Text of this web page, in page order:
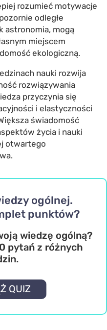
rozumieć motywacje
odległe
astronomia, mogą
miejscem
ekologiczną.
nauki rozwija
rozwiązywania
przyczynia się
i elastyczności
świadomość
życia i nauki
otwartego
ogólnej.
punktów?
wiedzę ogólną?
pytań z różnych
QUIZ